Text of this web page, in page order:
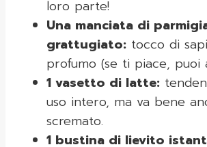
loro parte!
Una manciata di
grattugiato: tocco di
profumo (se ti piace, puoi
1 vasetto di latte:
uso intero, ma va bene
scremato.
1 bustina di lievito